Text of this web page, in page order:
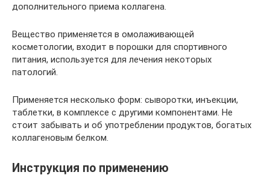
дополнительного приема коллагена.
Вещество применяется в омолаживающей
косметологии, входит в порошки для спортивного
питания, используется для лечения некоторых
патологий.
Применяется несколько форм: сыворотки, инъекции,
таблетки, в комплексе с другими компонентами. Не
стоит забывать и об употреблении продуктов, богатых
коллагеновым белком.
Инструкция по применению